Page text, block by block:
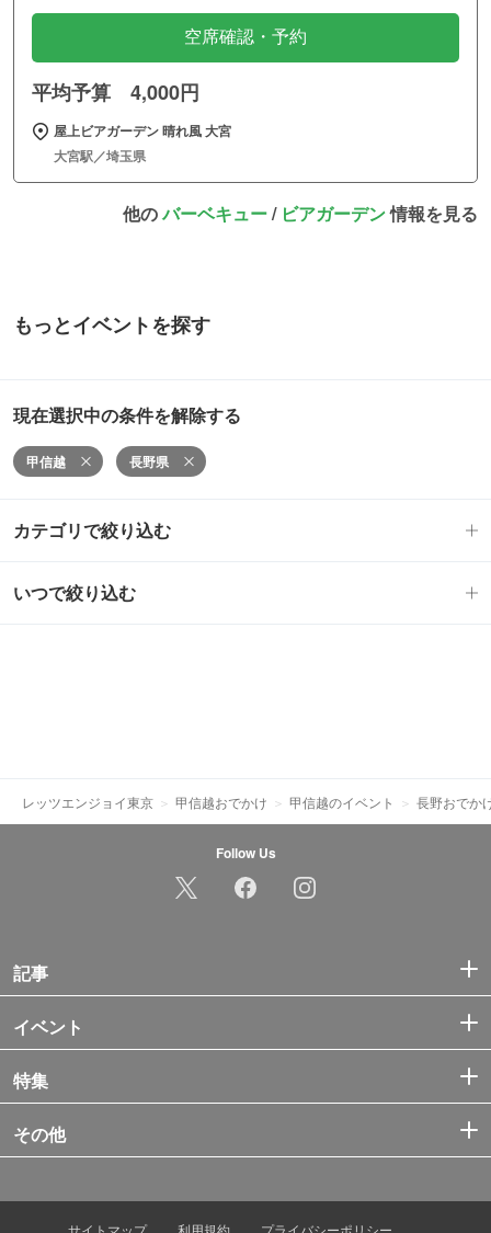
空席確認・予約
平均予算 4,000円
屋上ビアガーデン 晴れ風 大宮
大宮駅／埼玉県
他のバーベキュー/ ビアガーデン情報を見る
もっとイベントを探す
現在選択中の条件を解除する
甲信越 長野県
カテゴリで絞り込む
いつで絞り込む
レッツエンジョイ東京 甲信越おでかけ 甲信越のイベント 長野おでか
Follow Us
記事
イベント
特集
その他